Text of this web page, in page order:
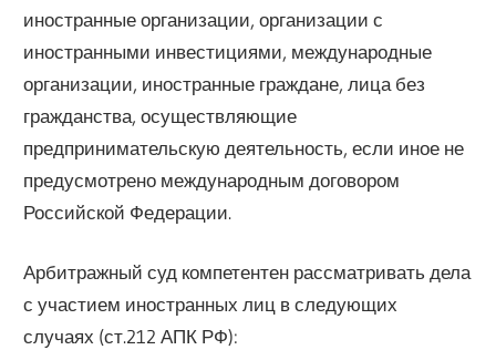
иностранные организации, организации с
иностранными инвестициями, международные
организации, иностранные граждане, лица без
гражданства, осуществляющие
предпринимательскую деятельность, если иное не
предусмотрено международным договором
Российской Федерации.
Арбитражный суд компетентен рассматривать дела
с участием иностранных лиц в следующих
случаях (ст.212 АПК РФ):